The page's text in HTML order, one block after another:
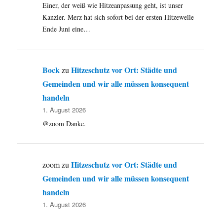
Einer, der weiß wie Hitzeanpassung geht, ist unser
Kanzler. Merz hat sich sofort bei der ersten Hitzewelle
Ende Juni eine…
BockzuHitzeschutz vor Ort: Städte und
Gemeinden und wir alle müssen konsequent
handeln
1. August 2026
@zoom Danke.
zoomzuHitzeschutz vor Ort: Städte und
Gemeinden und wir alle müssen konsequent
handeln
1. August 2026